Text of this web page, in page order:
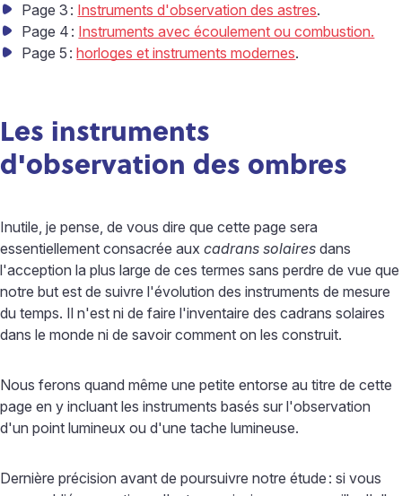
Page 3 : Instruments d'observation des astres.
Page 4 : Instruments avec écoulement ou combustion.
Page 5 :horloges et instruments modernes.
Les instruments
d'observation des ombres
Inutile, je pense, de vous dire que cette page sera
essentiellement consacrée aux cadrans solaires dans
l'acception la plus large de ces termes sans perdre de vue que
notre but est de suivre l'évolution des instruments de mesure
du temps. Il n'est ni de faire l'inventaire des cadrans solaires
dans le monde ni de savoir comment on les construit.
Nous ferons quand même une petite entorse au titre de cette
page en y incluant les instruments basés sur l'observation
d'un point lumineux ou d'une tache lumineuse.
Dernière précision avant de poursuivre notre étude : si vous